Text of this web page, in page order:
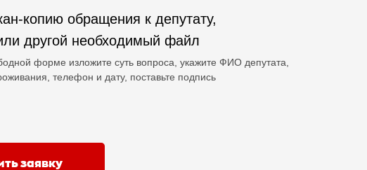
копию обращения к депутату,
другой необходимый файл
форме изложите суть вопроса, укажите ФИО депутата,
телефон и дату, поставьте подпись
заявку